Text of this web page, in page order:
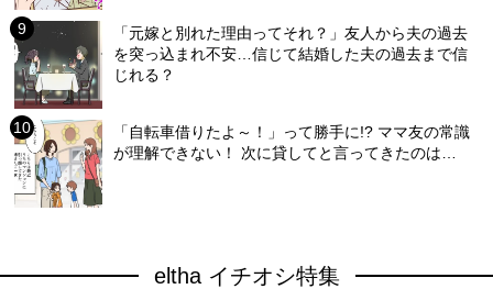
「元嫁と別れた理由ってそれ？」友人から夫の過去
を突っ込まれ不安…信じて結婚した夫の過去まで信
じれる？
「自転車借りたよ～！」って勝手に!? ママ友の常識
が理解できない！ 次に貸してと言ってきたのは…
eltha イチオシ特集